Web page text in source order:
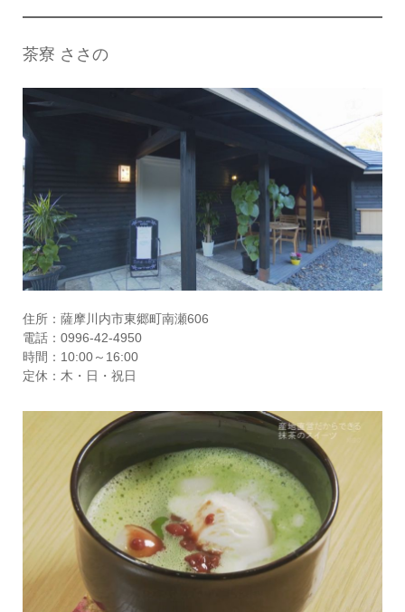
茶寮 ささの
住所：薩摩川内市東郷町南瀬606
電話：0996-42-4950
時間：10:00～16:00
定休：木・日・祝日